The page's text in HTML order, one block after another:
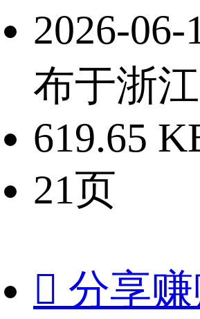
2026-06-
布于浙江
619.65
21页
 分享